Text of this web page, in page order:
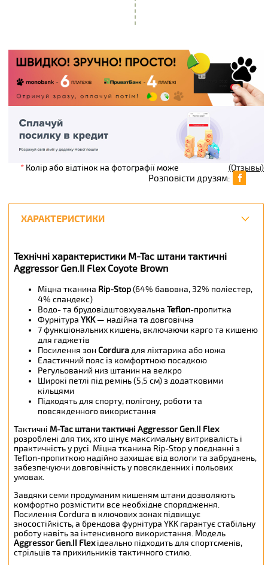
(Отзывы)
Розповісти друзям:
ХАРАКТЕРИСТИКИ
Технічні характеристики M-Tac штани тактичні
Aggressor Gen.II Flex Coyote Brown
Міцна тканина Rip-Stop(64% бавовна, 32% поліестер,
4% спандекс)
Водо- та брудовідштовхувальнаTeflon-пропитка
ФурнітураYKK— надійна та довговічна
7 функціональних кишень, включаючи карго та кишеню
для гаджетів
Посилення зонCorduraдля ліхтарика або ножа
Еластичний пояс із комфортною посадкою
Регульований низ штанин на велкро
Широкі петлі під ремінь (5,5 см) з додатковими
кільцями
Підходять для спорту, полігону, роботи та
повсякденного використання
Тактичні M-Tac штани тактичні Aggressor Gen.II Flex
розроблені для тих, хто цінує максимальну витривалість і
практичність у русі. Міцна тканина Rip-Stop у поєднанні з
Teflon-пропиткою надійно захищає від вологи та забруднень,
забезпечуючи довговічність у повсякденних і польових
умовах.
Завдяки семи продуманим кишеням штани дозволяють
комфортно розмістити все необхідне спорядження.
Посилення Cordura в ключових зонах підвищує
зносостійкість, а брендова фурнітура YKK гарантує стабільну
роботу навіть за інтенсивного використання. Модель
Aggressor Gen.II Flexідеально підходить для спортсменів,
стрільців та прихильників тактичного стилю.
*Колір або відтінок на фотографії може